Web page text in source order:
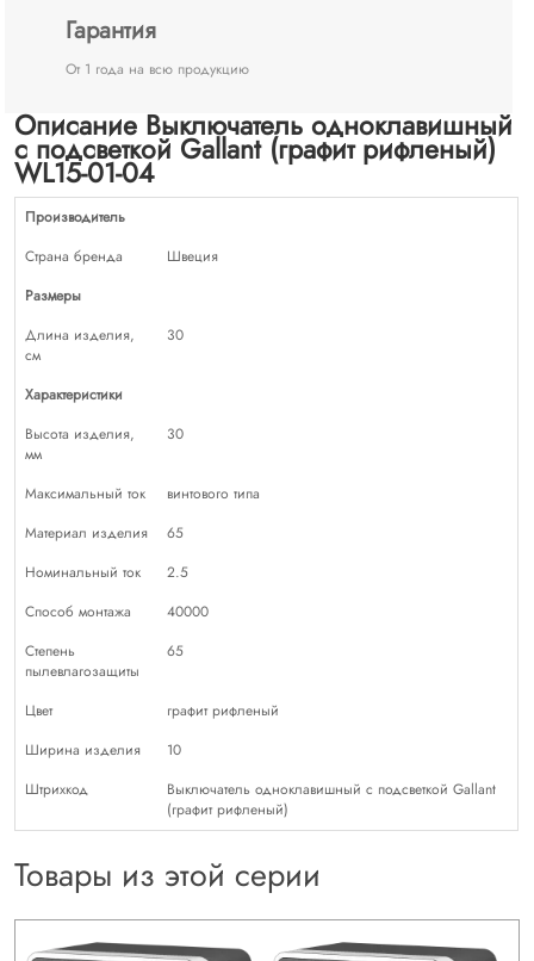
Гарантия
От 1 года на всю продукцию
Описание Выключатель одноклавишный
с подсветкой Gallant (графит рифленый)
WL15-01-04
Производитель
Страна бренда
Швеция
Размеры
Длина изделия,
см
30
Характеристики
Высота изделия,
мм
30
Максимальный ток
винтового типа
Материал изделия
65
Номинальный ток
2.5
Способ монтажа
40000
Степень
пылевлагозащиты
65
Цвет
графит рифленый
Ширина изделия
10
Штрихкод
Выключатель одноклавишный с подсветкой Gallant
(графит рифленый)
Товары из этой серии